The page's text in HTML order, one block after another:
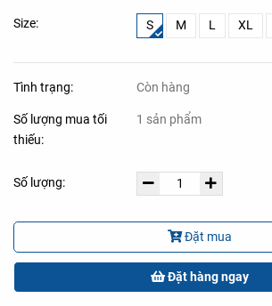
Size: S M L XL
Tình trạng: Còn hàng
Số lượng mua tối
thiếu:
1 sản phẩm
Số lượng:
Đặt mua
Đặt hàng ngay